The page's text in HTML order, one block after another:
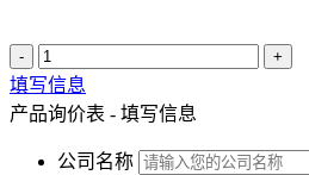
- +
填写信息
产品询价表 - 填写信息
公司名称